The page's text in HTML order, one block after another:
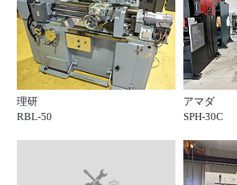
理研
RBL-50
アマダ
SPH-30C